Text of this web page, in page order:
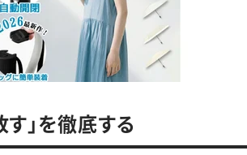
」を徹底する